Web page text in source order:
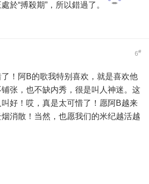
於“搏殺期”，所以錯過了。
6#
！阿B的歌我特别喜欢，就是喜欢他
张，也不缺内秀，很是叫人神迷。这
好！哎，真是太可惜了！愿阿B越来
消散！当然，也愿我们的米纪越活越